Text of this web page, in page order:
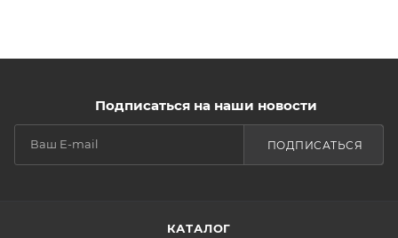
Подписаться на наши новости
ПОДПИСАТЬСЯ
КАТАЛОГ